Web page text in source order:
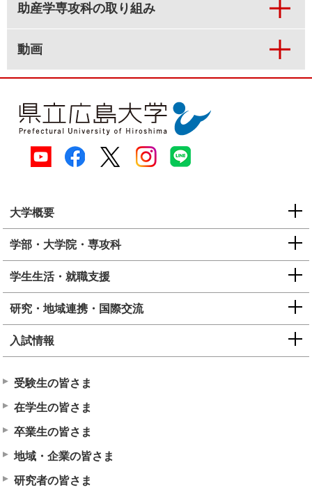
助産学専攻科の取り組み
動画
大学概要
学部・大学院・専攻科
学生生活・就職支援
研究・地域連携・国際交流
入試情報
受験生の皆さま
在学生の皆さま
卒業生の皆さま
地域・企業の皆さま
研究者の皆さま